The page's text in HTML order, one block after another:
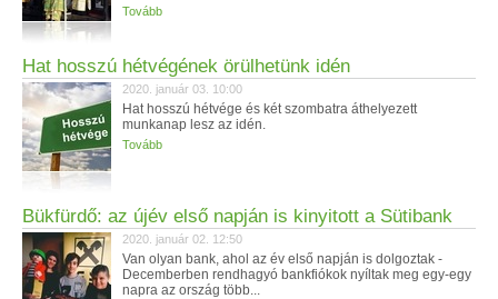
Tovább
Hat hosszú hétvégének örülhetünk idén
2020. január 03. 10:00
Hat hosszú hétvége és két szombatra áthelyezett
munkanap lesz az idén.
Tovább
Bükfürdő: az újév első napján is kinyitott a Sütibank
2020. január 02. 12:50
Van olyan bank, ahol az év első napján is dolgoztak -
Decemberben rendhagyó bankfiókok nyíltak meg egy-egy
napra az ország több...